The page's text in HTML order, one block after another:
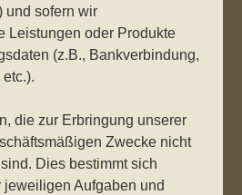
und sofern wir
Leistungen oder Produkte
(z.B., Bankverbindung,
die zur Erbringung unserer
Zwecke nicht
Dies bestimmt sich
Aufgaben und